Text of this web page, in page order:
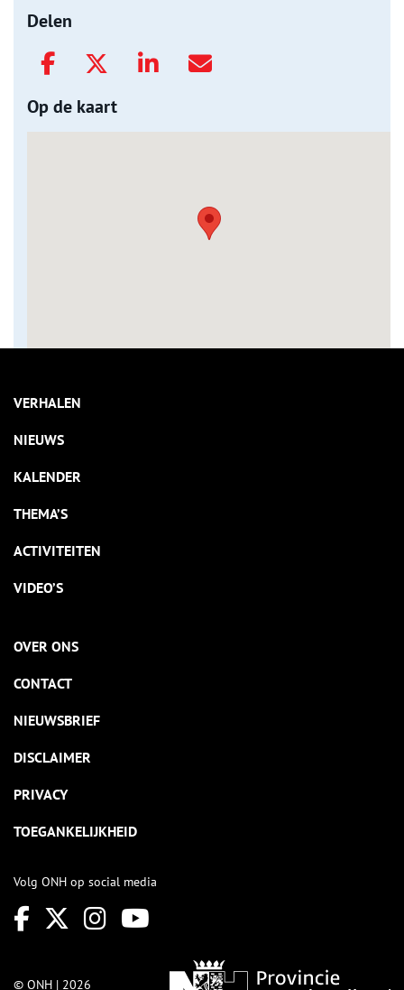
Delen
Op de kaart
VERHALEN
NIEUWS
KALENDER
THEMA’S
ACTIVITEITEN
VIDEO’S
OVER ONS
CONTACT
NIEUWSBRIEF
DISCLAIMER
PRIVACY
TOEGANKELIJKHEID
Volg ONH op social media
© ONH | 2026